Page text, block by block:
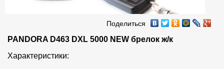
Поделиться
PANDORA D463 DXL 5000 NEW брелок ж/к
Характеристики: